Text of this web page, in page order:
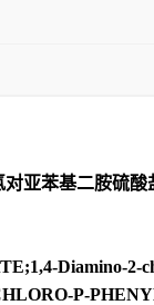
亚苯基二胺硫
Diamino-2-
P-